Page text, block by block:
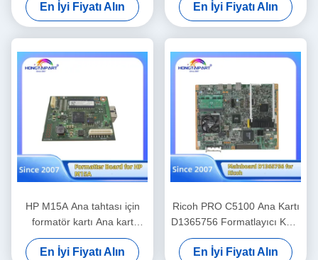
Malzemeleri
En İyi Fiyatı Alın
Ana Kart Yedek Parça
Hongtaipart
En İyi Fiyatı Alın
HP M15A Ana tahtası için
formatör kartı Ana kart
yedek parçaları Hongtaipart
En İyi Fiyatı Alın
Ricoh PRO C5100 Ana Kartı
D1365756 Formatlayıcı Kartı
PCB Yedek Parça
Hongtaipart
En İyi Fiyatı Alın